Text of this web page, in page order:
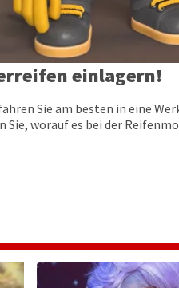
einlagern!
Sie am besten in eine
Sie, worauf es bei der